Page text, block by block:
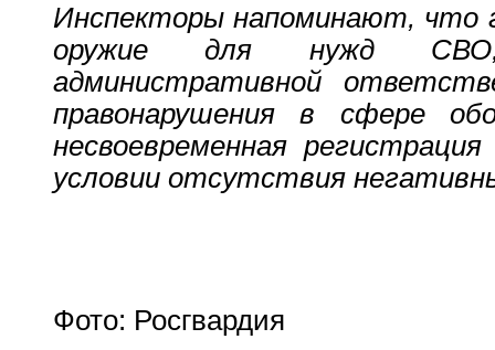
Инспекторы напоминают, что
оружие для нужд
административной
правонарушения в сфере
несвоевременная
условии отсутствия
Фото: Росгвардия